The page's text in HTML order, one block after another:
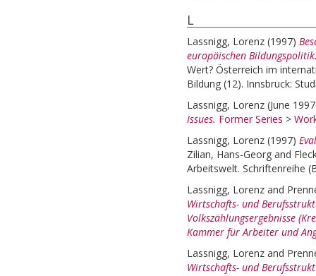
L
Lassnigg, Lorenz (1997)
europäischen
Wert? Österreich im
Bildung (12). Innsbruck:
Lassnigg, Lorenz (June
Issues. Former Series >
Lassnigg, Lorenz (1997)
Zilian, Hans-Georg and
Arbeitswelt. Schriftenreihe
Lassnigg, Lorenz and
Wirtschafts- und
Volkszählungsergebnisse
Kammer für Arbeiter und
Lassnigg, Lorenz and
Wirtschafts- und